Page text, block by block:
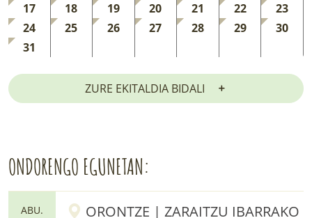
17
18 19 20 21 22
23
24
25 26 27 28 29
30
31
ZURE EKITALDIA BIDALI
ONDORENGO EGUNETAN:
ABU. ORONTZE | ZARAITZU IBARRAKO